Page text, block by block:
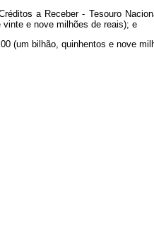
a Receber - Tesouro
e nove milhões de reais); e
(um bilhão, quinhentos e nove